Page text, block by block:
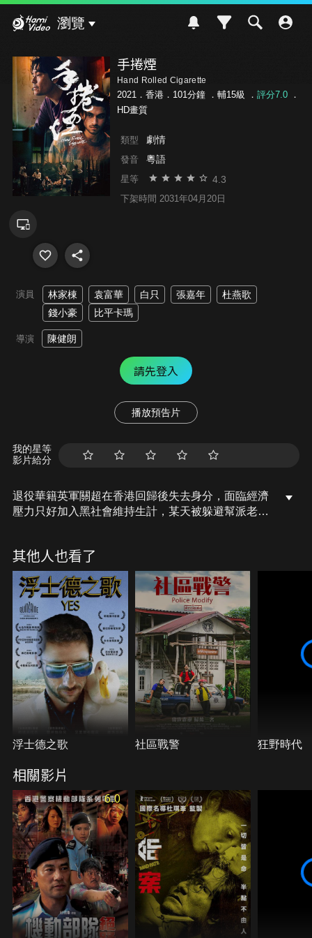
瀏覽
手捲煙
Hand Rolled Cigarette
2021．香港．101分鐘 ． 輔15級 ． 評分7.0．
HD畫質
類型 劇情
發音 粵語
星等 4.3
下架時間 2031年04月20日
演員 林家棟 袁富華 白只 張嘉年
杜燕歌
錢小豪
比平卡瑪
導演 陳健朗
請先登入
播放預告片
我的星等
影片給分
退役華籍英軍關超在香港回歸後失去身分，面臨經濟
壓力只好加入黑社會維持生計，某天被躲避幫派老大
與台灣黑幫菜甫進行金錢龜走私交易破局，作為中間
人的關超遭受連累，不僅捲入這起鬥爭，暗藏文尼的
行為被泰哥發現之後，更面臨走投無路的危險局
面…。
其他人也看了
浮士德之歌 社區戰警 狂野時代
相關影片
6.0